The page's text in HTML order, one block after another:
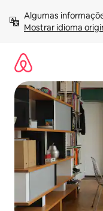
para
Mostrar idioma